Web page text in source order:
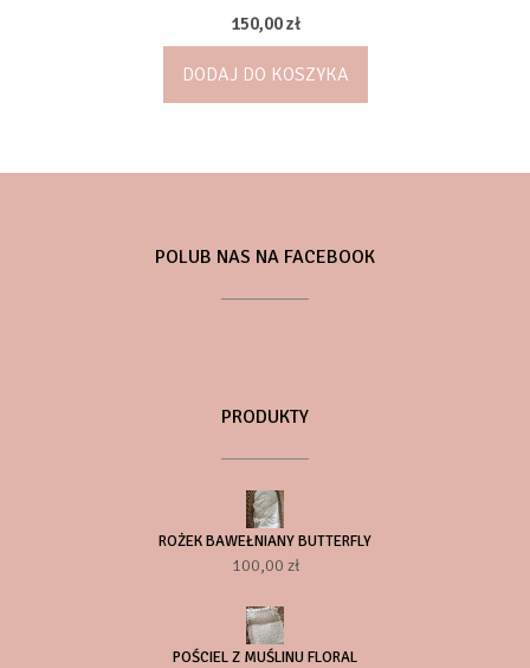
150,00zł
DODAJ DO KOSZYKA
POLUB NAS NA FACEBOOK
PRODUKTY
ROŻEK BAWEŁNIANY BUTTERFLY
100,00 zł
POŚCIEL Z MUŚLINU FLORAL